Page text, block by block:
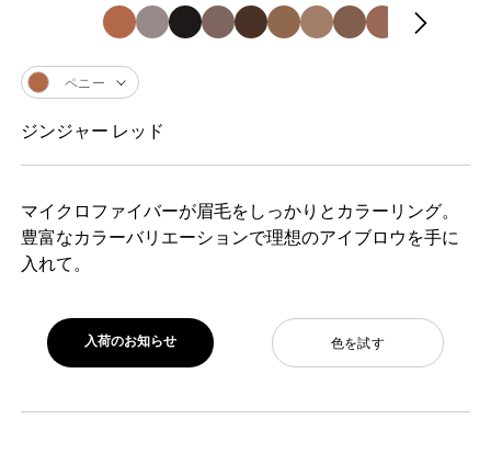
マイクロファイバーが眉毛をしっかりとカラーリング。
豊富なカラーバリエーションで理想のアイブロウを手に
入れて。
ペニー
ジンジャー レッド
色を試す
入荷のお知らせ